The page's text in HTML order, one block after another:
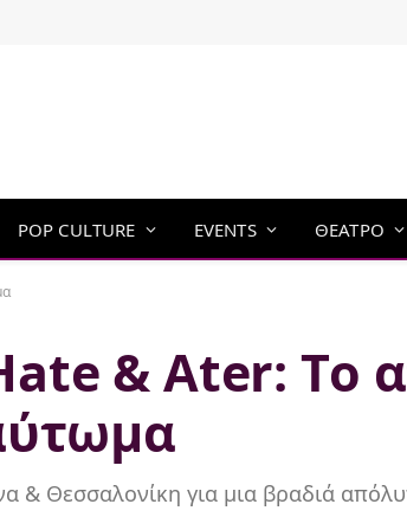
POP CULTURE EVENTS ΘΕΑΤΡΟ
& Ater: Tο
& Θεσσαλονίκη για μια βραδιά